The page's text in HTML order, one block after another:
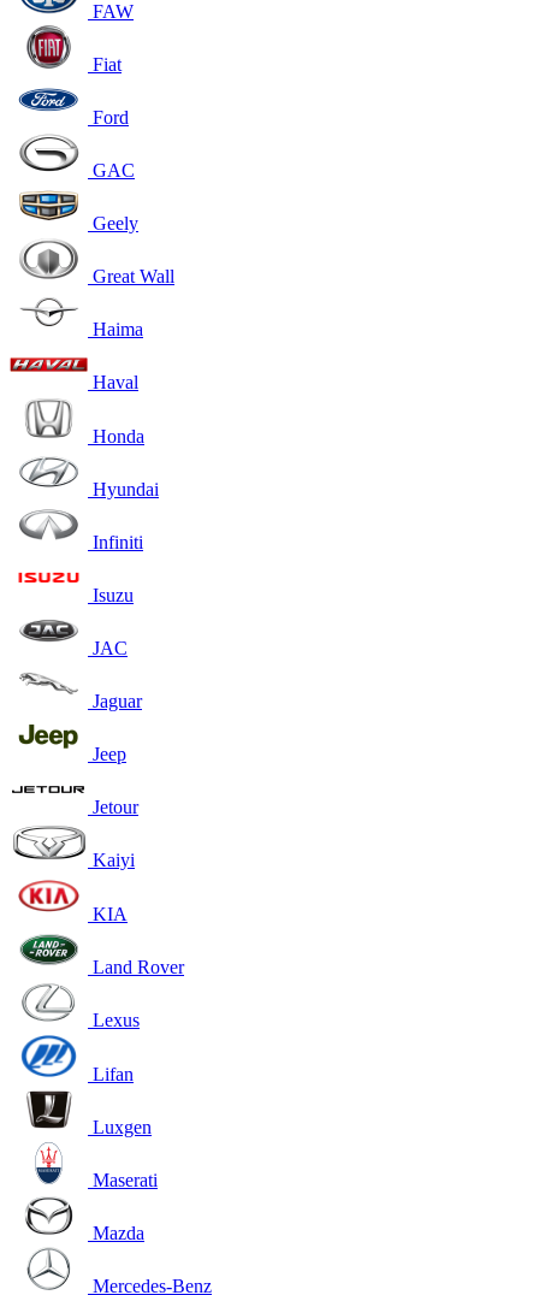
FAW
Fiat
Ford
GAC
Geely
Great Wall
Haima
Haval
Honda
Hyundai
Infiniti
Isuzu
JAC
Jaguar
Jeep
Jetour
Kaiyi
KIA
Land Rover
Lexus
Lifan
Luxgen
Maserati
Mazda
Mercedes-Benz